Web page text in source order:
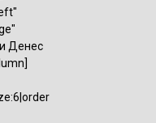
Денес